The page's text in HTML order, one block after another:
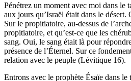
Pénétrez un moment avec moi dans le
aux jours qu’Israël était dans le
Sur le propitiatoire, au-dessus de
propitiatoire, et qu’est-ce que les
sang. Oui, le sang était là pour
présence de l’Éternel. Sur ce
relation avec le peuple (Lévitique 16).
Entrons avec le prophète Ésaïe dans